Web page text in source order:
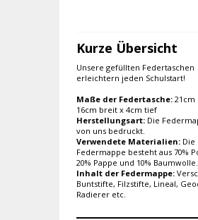
Kurze Übersicht
Unsere gefüllten Federtaschen
erleichtern jeden Schulstart!
Maße der Federtasche: 21cm
16cm breit x 4cm tief
Herstellungsart: Die
von uns bedruckt.
Verwendete Materialien: Die
Federmappe besteht aus 70%
20% Pappe und 10% Baumwolle.
Inhalt der Federmappe:
Buntstifte, Filzstifte, Lineal,
Radierer etc.